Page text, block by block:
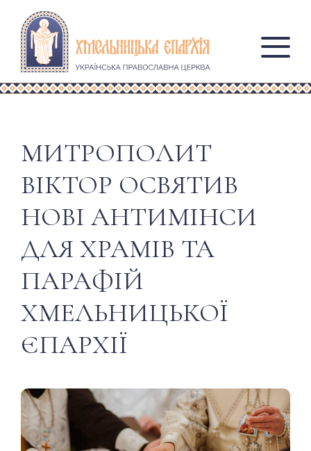
МИТРОПОЛИТ
ВІКТОР ОСВЯТИВ
НОВІ АНТИМІНСИ
ДЛЯ ХРАМІВ ТА
ПАРАФІЙ
ХМЕЛЬНИЦЬКОЇ
ЄПАРХІЇ